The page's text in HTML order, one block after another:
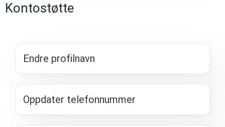
Kontostøtte
Endre profilnavn
Oppdater telefonnummer